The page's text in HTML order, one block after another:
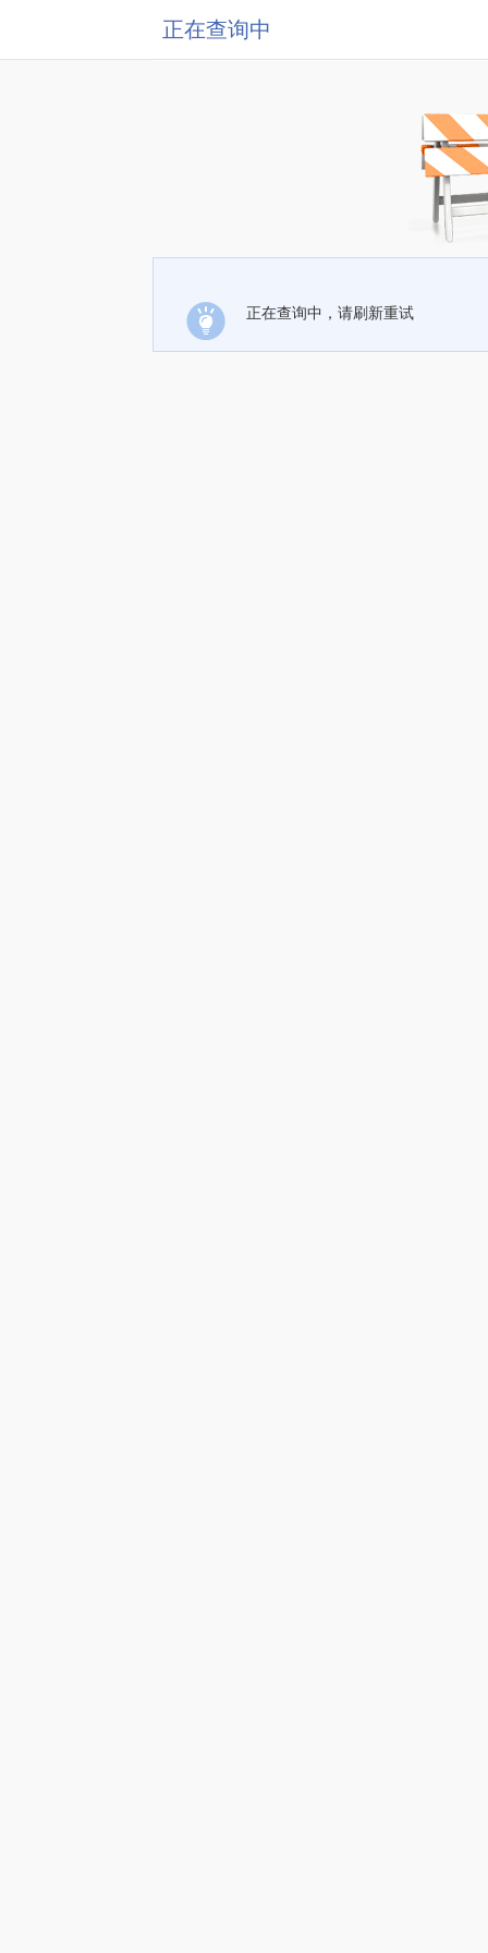
正在查询中
正在查询中，请刷新重试